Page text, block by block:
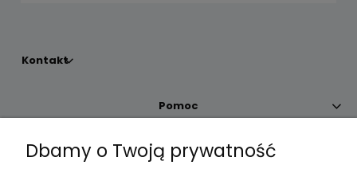
Kontakt
Pomoc
Moje konto
Dbamy o Twoją prywatność